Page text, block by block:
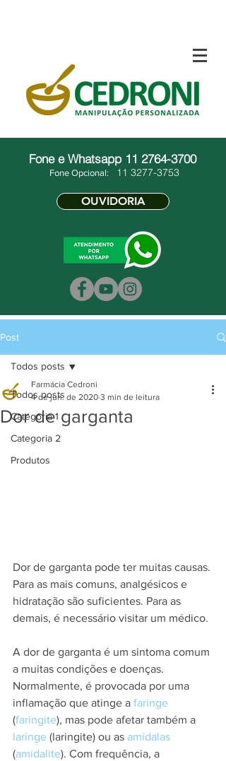
Fone e Whatsapp 11 2764-3700
Fone Opcional: 11 3277-3753
OUVIDORIA
Post
Todos posts
Categoria 1
Categoria 2
Produtos
Todos posts
Dor de garganta
Farmácia Cedroni
4 de jun. de 2020 3 min de leitura
Dor de garganta pode ter muitas causas.
Para as mais comuns, analgésicos e
hidratação são suficientes. Para as
demais, é necessário visitar um médico.
A dor de garganta é um sintoma comum
a muitas condições e doenças.
Normalmente, é provocada por uma
inflamação que atinge a faringe
(faringite), mas pode afetar também a
laringe (laringite) ou as amídalas
(amidalite). Com frequência, a